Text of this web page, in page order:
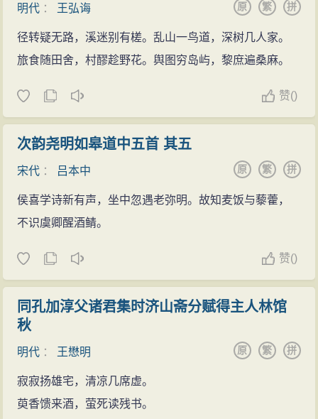
明代 ： 王弘诲 拼
繁
原
径转疑无路，溪迷别有槎。乱山一鸟道，深树几人家。
旅食随田舍，村醪趁野花。舆图穷岛屿，黎庶遍桑麻。
赞()
次韵尧明如皋道中五首 其五
宋代 ： 吕本中 拼
繁
原
侯喜学诗新有声，坐中忽遇老弥明。故知麦饭与藜藿，
不识虞卿醒酒鲭。
赞()
同孔加淳父诸君集时济山斋分赋得主人林馆
秋
明代 ： 王懋明 拼
繁
原
寂寂扬雄宅，清凉几席虚。
萸香馈来酒，萤死读残书。